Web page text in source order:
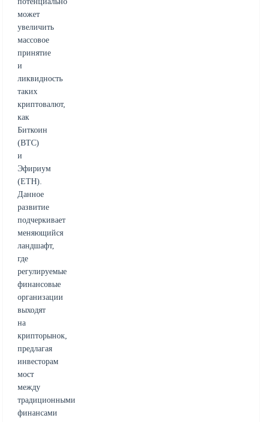
может
увеличить
массовое
принятие
и
ликвидность
таких
криптовалют,
как
Биткоин
(BTC)
и
Эфириум
(ETH).
Данное
развитие
подчеркивает
меняющийся
ландшафт,
где
регулируемые
финансовые
организации
выходят
на
крипторынок,
предлагая
инвесторам
мост
между
традиционными
финансами